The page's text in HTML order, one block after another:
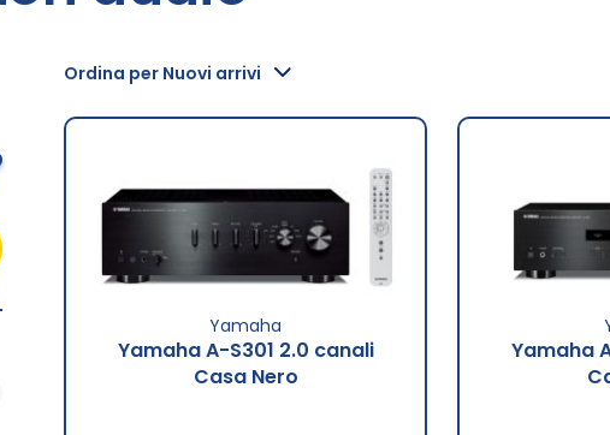
Ordina per Nuovi arrivi
Yamaha
Yamaha A-S301 2.0 canali
Casa Nero
Yamaha